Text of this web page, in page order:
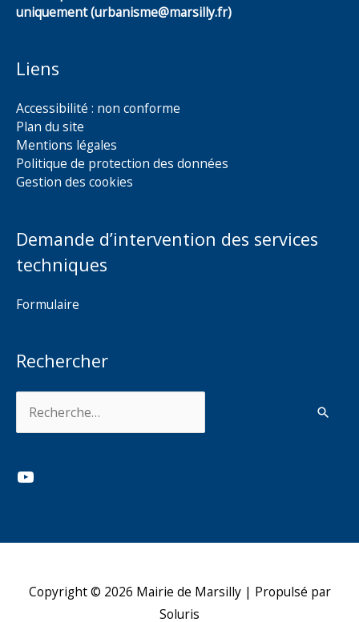
uniquement (urbanisme@marsilly.fr)
Liens
Accessibilité : non conforme
Plan du site
Mentions légales
Politique de protection des données
Gestion des cookies
Demande d’intervention des services
techniques
Formulaire
Rechercher
YouTube
Copyright © 2026 Mairie de Marsilly| Propulsé par
Soluris